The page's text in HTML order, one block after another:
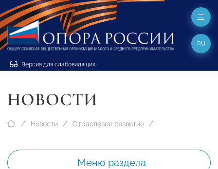
Версия для слабовидящих
RU
НОВОСТИ
Новости Отраслевое развитие
Меню раздела